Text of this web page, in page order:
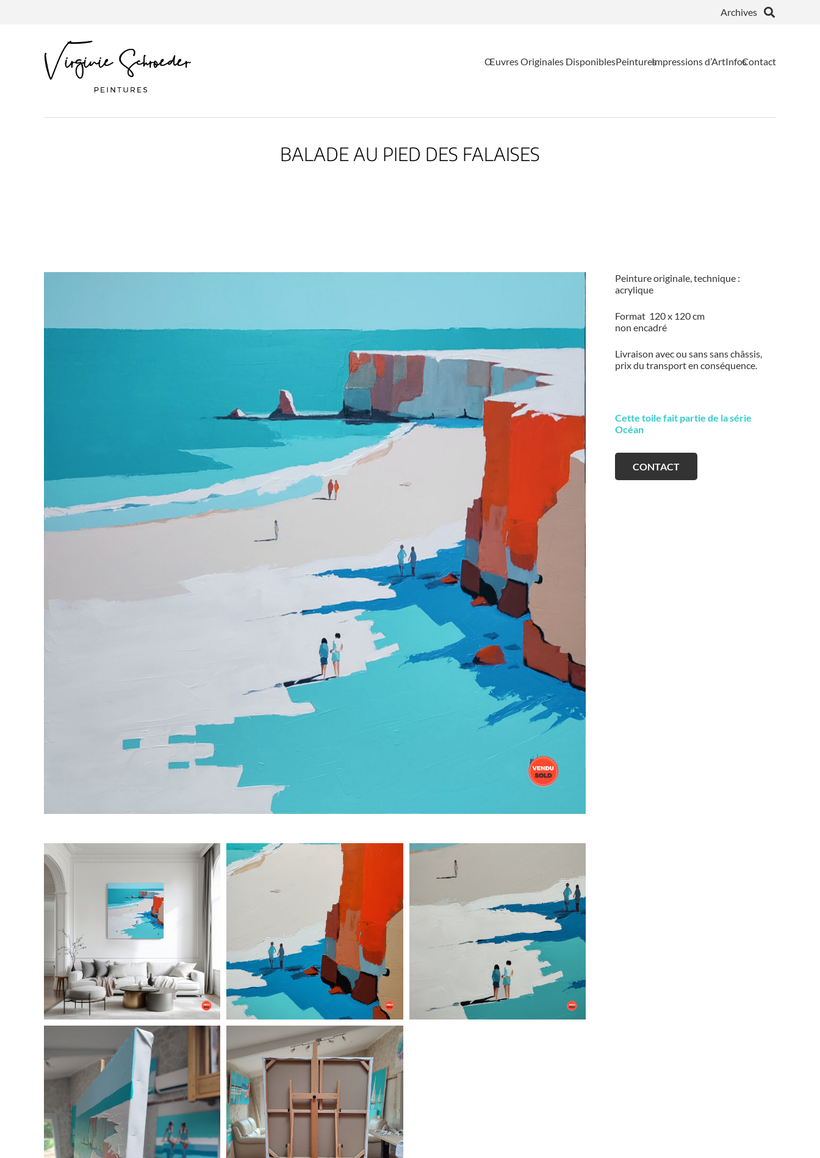
Archives
Œuvres Originales DisponiblesPeinturesImpressions d’ArtInfosContact
BALADE AU PIED DES FALAISES
Peinture originale, technique :
acrylique
Format 120 x 120 cm
non encadré
Livraison avec ou sans sans châssis,
prix du transport en conséquence.
Cette toile fait partie de la série
Océan
CONTACT